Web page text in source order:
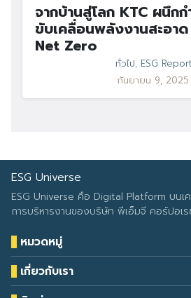
จากบ้านสู่โลก KTC ผนึก
ขับเคลื่อนพลังงานสะอาด
Net Zero
ทั่วไป, ESG Report
กันยายน 9, 2025
ESG Universe
ESG Universe คือ Digital Platform บนเ
การบริหารงานของบริษัท พีเอ็มจี คอร์ปอเ
หมวดหมู่
Health & Wellness
Eco Icon
เกี่ยวกับเรา
Our Services